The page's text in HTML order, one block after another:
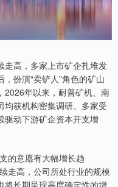
高，多家上市矿企扎堆发
扮演“卖铲人”角色的矿山
2026年以来，耐普矿机、南
均获机构密集调研。多家受
驱动下游矿企资本开支增
的意愿有大幅增长趋
走高，公司所处行业的规模